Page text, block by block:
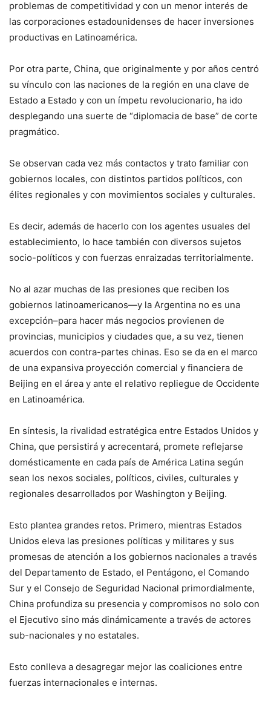
problemas de competitividad y con un menor interés de
las corporaciones estadounidenses de hacer inversiones
productivas en Latinoamérica.
Por otra parte, China, que originalmente y por años centró
su vínculo con las naciones de la región en una clave de
Estado a Estado y con un ímpetu revolucionario, ha ido
desplegando una suerte de “diplomacia de base” de corte
pragmático.
Se observan cada vez más contactos y trato familiar con
gobiernos locales, con distintos partidos políticos, con
élites regionales y con movimientos sociales y culturales.
Es decir, además de hacerlo con los agentes usuales del
establecimiento, lo hace también con diversos sujetos
socio-políticos y con fuerzas enraizadas territorialmente.
No al azar muchas de las presiones que reciben los
gobiernos latinoamericanos—y la Argentina no es una
excepción–para hacer más negocios provienen de
provincias, municipios y ciudades que, a su vez, tienen
acuerdos con contra-partes chinas. Eso se da en el marco
de una expansiva proyección comercial y financiera de
Beijing en el área y ante el relativo repliegue de Occidente
en Latinoamérica.
En síntesis, la rivalidad estratégica entre Estados Unidos y
China, que persistirá y acrecentará, promete reflejarse
domésticamente en cada país de América Latina según
sean los nexos sociales, políticos, civiles, culturales y
regionales desarrollados por Washington y Beijing.
Esto plantea grandes retos. Primero, mientras Estados
Unidos eleva las presiones políticas y militares y sus
promesas de atención a los gobiernos nacionales a través
del Departamento de Estado, el Pentágono, el Comando
Sur y el Consejo de Seguridad Nacional primordialmente,
China profundiza su presencia y compromisos no solo con
el Ejecutivo sino más dinámicamente a través de actores
sub-nacionales y no estatales.
Esto conlleva a desagregar mejor las coaliciones entre
fuerzas internacionales e internas.